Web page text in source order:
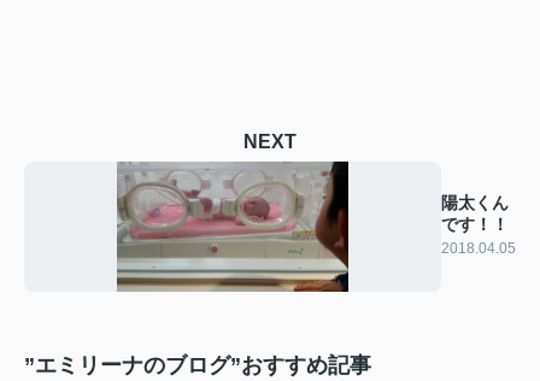
NEXT
陽太くん
です！！
2018.04.05
”エミリーナのブログ”おすすめ記事